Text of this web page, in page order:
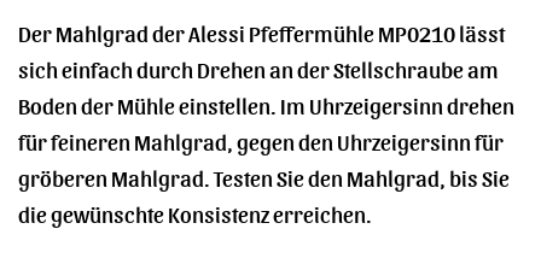
Der Mahlgrad der Alessi Pfeffermühle MP0210 lässt
sich einfach durch Drehen an der Stellschraube am
Boden der Mühle einstellen. Im Uhrzeigersinn drehen
für feineren Mahlgrad, gegen den Uhrzeigersinn für
gröberen Mahlgrad. Testen Sie den Mahlgrad, bis Sie
die gewünschte Konsistenz erreichen.